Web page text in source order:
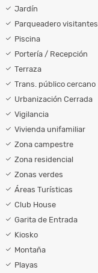
Jardín
Parqueadero visitantes
Piscina
Portería / Recepción
Terraza
Trans. público cercano
Urbanización Cerrada
Vigilancia
Vivienda unifamiliar
Zona campestre
Zona residencial
Zonas verdes
Áreas Turísticas
Club House
Garita de Entrada
Kiosko
Montaña
Playas